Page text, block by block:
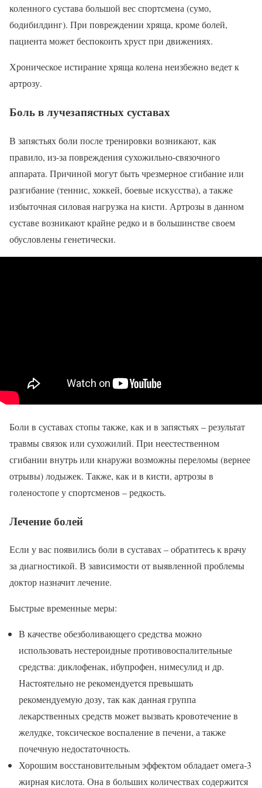
коленного сустава большой вес спортсмена (сумо,
бодибилдинг). При повреждении хряща, кроме болей,
пациента может беспокоить хруст при движениях.
Хроническое истирание хряща колена неизбежно ведет к
артрозу.
Боль в лучезапястных суставах
В запястьях боли после тренировки возникают, как
правило, из-за повреждения сухожильно-связочного
аппарата. Причиной могут быть чрезмерное сгибание или
разгибание (теннис, хоккей, боевые искусства), а также
избыточная силовая нагрузка на кисти. Артрозы в данном
суставе возникают крайне редко и в большинстве своем
обусловлены генетически.
Боли в суставах стопы также, как и в запястьях – результат
травмы связок или сухожилий. При неестественном
сгибании внутрь или кнаружи возможны переломы (вернее
отрывы) лодыжек. Также, как и в кисти, артрозы в
голеностопе у спортсменов – редкость.
Лечение болей
Если у вас появились боли в суставах – обратитесь к врачу
за диагностикой. В зависимости от выявленной проблемы
доктор назначит лечение.
Быстрые временные меры:
В качестве обезболивающего средства можно
использовать нестероидные противовоспалительные
средства: диклофенак, ибупрофен, нимесулид и др.
Настоятельно не рекомендуется превышать
рекомендуемую дозу, так как данная группа
лекарственных средств может вызвать кровотечение в
желудке, токсическое воспаление в печени, а также
почечную недостаточность.
Хорошим восстановительным эффектом обладает омега-3
жирная кислота. Она в больших количествах содержится